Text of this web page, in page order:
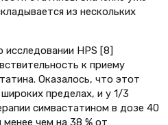
из нескольких
исследовании HPS [8]
к приему
Оказалось, что этот
пределах, и у 1/3
симвастатином в дозе 40
чем на 38 % от